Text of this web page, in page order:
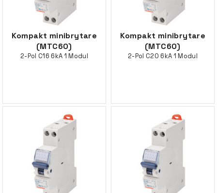
Kompakt minibrytare
(MTC60)
2-Pol C16 6kA 1 Modul
Kompakt minibrytare
(MTC60)
2-Pol C20 6kA 1 Modul